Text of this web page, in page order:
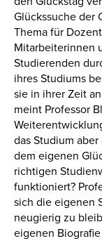
Glückssuche der
Thema für
Mitarbeiterinnen
Studierenden
ihres Studiums
sie in ihrer Zeit
meint Professor
das Studium
dem eigenen
richtigen
funktioniert?
sich die eigenen
neugierig zu
eigenen